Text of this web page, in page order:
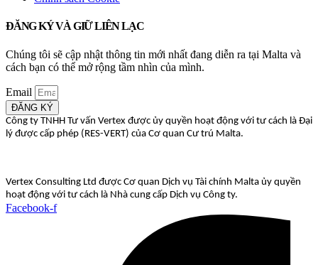
ĐĂNG KÝ VÀ GIỮ LIÊN LẠC
Chúng tôi sẽ cập nhật thông tin mới nhất đang diễn ra tại Malta và
cách bạn có thể mở rộng tầm nhìn của mình.
Email
ĐĂNG KÝ
Công ty TNHH Tư vấn Vertex được ủy quyền hoạt động với tư cách là Đại
lý được cấp phép (RES-VERT) của Cơ quan Cư trú Malta.
Vertex Consulting Ltd được Cơ quan Dịch vụ Tài chính Malta ủy quyền
hoạt động với tư cách là Nhà cung cấp Dịch vụ Công ty.
Facebook-f